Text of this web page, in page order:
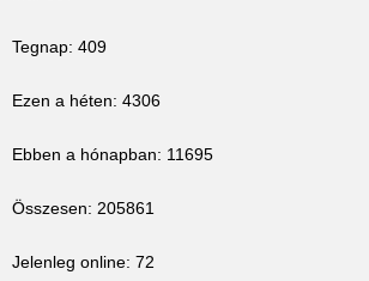
Tegnap: 409
Ezen a héten: 4306
Ebben a hónapban: 11695
Összesen: 205861
Jelenleg online: 72